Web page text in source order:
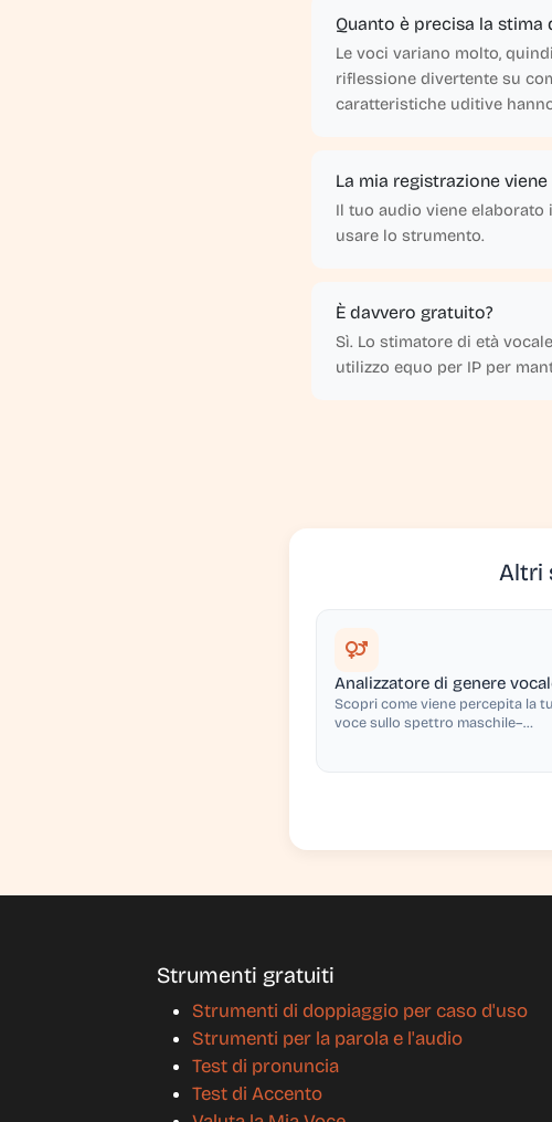
Quanto è precisa la stima
Le voci variano molto,
riflessione divertente su
caratteristiche uditive
La mia registrazione
Il tuo audio viene
usare lo strumento.
È davvero gratuito?
Sì. Lo stimatore di età
utilizzo equo per IP per
Altri
Analizzatore di genere
Scopri come viene percepita la
voce sullo spettro maschile–
Strumenti gratuiti
Strumenti di doppiaggio per caso d'uso
Strumenti per la parola e l'audio
Test di pronuncia
Test di Accento